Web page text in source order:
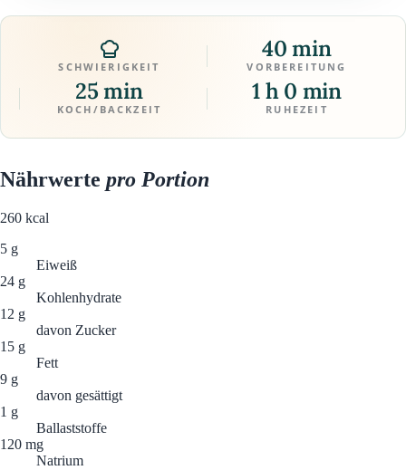
SCHWIERIGKEIT
40 min
VORBEREITUNG
25 min
KOCH/BACKZEIT
1 h 0 min
RUHEZEIT
Nährwerte pro Portion
260 kcal
5 g
Eiweiß
24 g
Kohlenhydrate
12 g
davon Zucker
15 g
Fett
9 g
davon gesättigt
1 g
Ballaststoffe
120 mg
Natrium